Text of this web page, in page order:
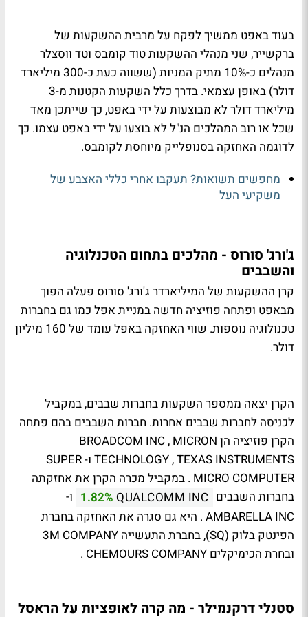
בעוד באפט ממשיך לפקח על מרבית ההשקעות של
ברקשייר, שני מנהלי ההשקעות טוד קומבס וטד ווסצלר
מנהלים כ-10% מתיק המניות (ששווה כעת כ-300 מיליארד
דולר) באופן עצמאי. בדרך כלל השקעות הקטנות מ-3
מיליארד דולר לא מבוצעות על ידי באפט, כך שייתכן מאד
שכל או רוב המהלכים הנ"ל לא בוצעו על ידי באפט עצמו. כך
לדוגמה האחזקה בסנופלייק מיוחסת לקומבס.
מחפשים תשואות? תעקבו אחרי כללי האצבע של
משקיעי העל
ג'ורג' סורוס - מהלכים בתחום הטכנלוגיה
והשבבים
קרן ההשקעות של המיליארדר ג'ורג' סורוס פעלה הפוך
מבאפט ופתחה פוזיציה חדשה במניית אפל כמו גם בחברות
טכנולוגיה נוספות. שווי האחזקה באפל עומד של 160 מיליון
דולר.
הקרן יצאה ממספר השקעות בחברות שבבים, במקביל
לכניסה לחברות שבבים אחרות. חברות השבבים בהם פתחה
הקרן פוזיציה הן BROADCOM INC , MICRON
TECHNOLOGY , TEXAS INSTRUMENTS ו- SUPER
MICRO COMPUTER . במקביל מכרה הקרן את אחזקתה
בחברות השבבים QUALCOMM INC
1.82% ו-
AMBARELLA INC . היא גם סגרה את האחזקה בחברת
הפינטק בלוק (SQ), בחברת התעשייה 3M COMPANY
ובחרת הכימיקלים CHEMOURS COMPANY .
סטנלי דרקנמילר - מה קרה לאופציות על הראסל